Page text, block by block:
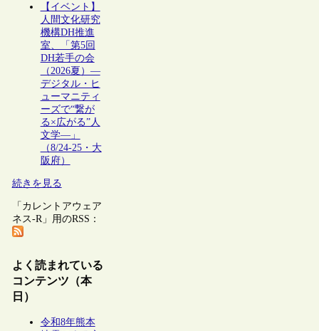
【イベント】
人間文化研究
機構DH推進
室、「第5回
DH若手の会
（2026夏）―
デジタル・ヒ
ューマニティ
ーズで“繋が
る×広がる”人
文学―」
（8/24-25・大
阪府）
続きを見る
「カレントアウェア
ネス-R」用のRSS：
よく読まれている
コンテンツ（本
日）
令和8年熊本